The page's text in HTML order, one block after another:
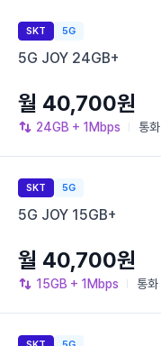
SKT 5G
5G JOY 24GB+
24GB + 1Mbps 통화
월 40,700원
SKT 5G
5G JOY 15GB+
15GB + 1Mbps 통화
월 40,700원